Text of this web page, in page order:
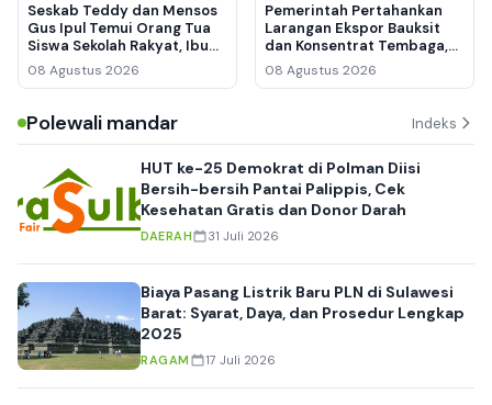
Seskab Teddy dan Mensos
Gus Ipul Temui Orang Tua
Siswa Sekolah Rakyat, Ibu
Siti Menangis Haru
08 Agustus 2026
Pemerintah Pertahankan
Larangan Ekspor Bauksit
dan Konsentrat Tembaga,
Hilirisasi Logam Tanah
Jarang Mulai Dirancang
08 Agustus 2026
Polewali mandar Indeks
HUT ke-25 Demokrat di Polman Diisi
Bersih-bersih Pantai Palippis, Cek
Kesehatan Gratis dan Donor Darah
DAERAH 31 Juli 2026
Biaya Pasang Listrik Baru PLN di Sulawesi
Barat: Syarat, Daya, dan Prosedur Lengkap
2025
RAGAM 17 Juli 2026